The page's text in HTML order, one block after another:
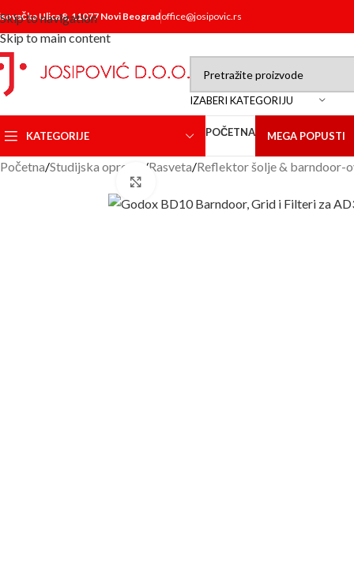
Skip to navigation
Skip to main content
Ulica 8, 11077 Novi Beogradoffice@josipovic.rs
IZABERI KATEGORIJU
KATEGORIJE POČETNA MEGA POPUSTI
Početna/Studijska oprema /Rasveta/Reflektor šolje & barndoor-